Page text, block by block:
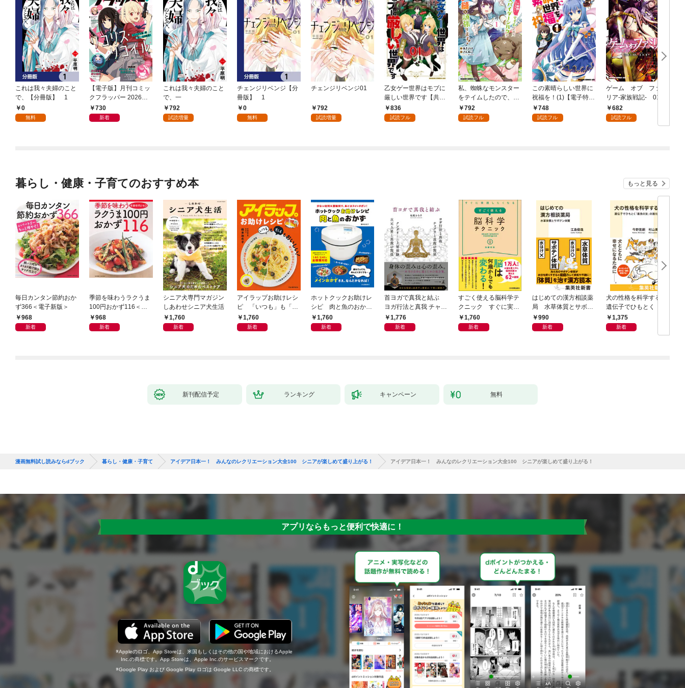
これは我々夫婦のこと
で、【分冊版】 1
0
無料
【電子版】月刊コミッ
クフラッパー 2026年9
月号730
新着
これは我々夫婦のこと
で、一
792
試読増量
チェンジリベンジ【分
冊版】 1
0
無料
チェンジリベンジ01
792
試読増量
乙女ゲー世界はモブに
厳しい世界です【共和
国編】 ０１
836
試読フル
私、蜘蛛なモンスター
をテイムしたので、ス
パイダーシルクで裁縫
を頑張ります！ 1
792
試読フル
この素晴らしい世界に
祝福を！(1)【電子特別
版】748
試読フル
ゲーム オブ ファミ
リア-家族戦記- 01
682
試読フル
暮らし・健康・子育てのおすすめ本 もっと見る
毎日カンタン節約おか
ず366＜電子新版＞
968
新着
季節を味わうラクうま
100円おかず116＜電
子新版＞
968
新着
シニア犬専門マガジン
しあわせシニア犬生活
1,760
新着
アイラップお助けレシ
ピ 「いつも」も「も
しも」もおいしい！
1,760
新着
ホットクックお助けレ
シピ 肉と魚のおか
ず 少ない材料＆調味
料で、あとはスイッチ
1,760
新着
首ヨガで真我と結ぶ
ヨガ行法と真我 チャク
ラと真我の関係 クンダ
リーニ上昇体験 次元上
1,776
新着
すごく使える脳科学テ
クニック すぐに実践
したくなる
1,760
新着
はじめての漢方相談薬
局 水草体質とサボテ
ン体質
990
新着
犬の性格を科学する
遺伝子でひもとく「最
良の友」の進化
1,375
新着
新刊配信予定 ランキング キャンペーン 無料
漫画無料試し読みならdブック 暮らし・健康・子育て アイデア日本一！ みんなのレクリエーション大全100 シニアが楽しめて盛り上がる！ アイデア日本一！ みんなのレクリエーション大全100 シニアが楽しめて盛り上がる！
アプリならもっと便利で快適に！
Appleのロゴ、App Storeは、米国もしくはその他の国や地域におけるApple
Inc.の商標です。App Storeは、Apple Inc.のサービスマークです。
Google Play および Google Play ロゴは Google LLC の商標です。